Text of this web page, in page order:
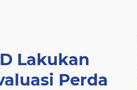
Lakukan
Perda